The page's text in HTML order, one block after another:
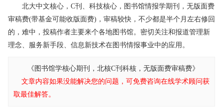
北大中文核心，C刊、科技核心，图书馆情报学期刊，无版面费
审稿费(带基金可能收版面费)，审稿较快，不少都是半个月左右修回
的，难中，投稿作者主要来个各地图书馆。密切关注和报道管理新
理念、服务新手段、信息新技术在图书情报事业中的应用。
《图书馆学核心期刊，北核C刊科核，无版面费审稿费》
文章内容如果没能解决您的问题，可免费咨询在线学术顾问获
取最佳解答。